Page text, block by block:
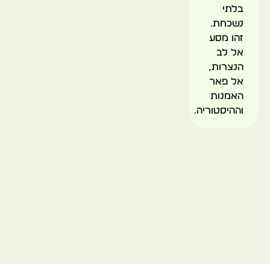
בלתי
נשכחת.
זהו מסע
אל לב
הנצרות,
אל פאר
האמנות
וההיסטוריה.